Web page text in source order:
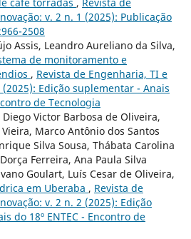
café torradas , Revista de
v. 2 n. 1 (2025): Publicação
2508
Assis, Leandro Aureliano da Silva,
de monitoramento e
, Revista de Engenharia, TI e
Edição suplementar - Anais
de Tecnologia
Victor Barbosa de Oliveira,
Marco Antônio dos Santos
Silva Sousa, Thábata Carolina
Ferreira, Ana Paula Silva
Goulart, Luís Cesar de Oliveira,
em Uberaba , Revista de
v. 2 n. 2 (2025): Edição
do 18º ENTEC - Encontro de